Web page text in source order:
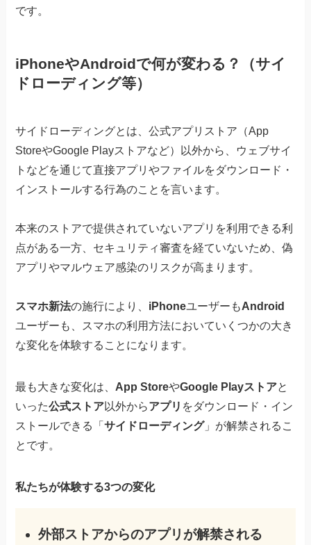
です。
iPhoneやAndroidで何が変わる？（サイ
ドローディング等）
サイドローディングとは、公式アプリストア（App
StoreやGoogle Playストアなど）以外から、ウェブサイ
トなどを通じて直接アプリやファイルをダウンロード・
インストールする行為のことを言います。
本来のストアで提供されていないアプリを利用できる利
点がある一方、セキュリティ審査を経ていないため、偽
アプリやマルウェア感染のリスクが高まります。
スマホ新法の施行により、 iPhoneユーザーもAndroid
ユーザーも、スマホの利用方法においていくつかの大き
な変化を体験することになります。
最も大きな変化は、App StoreやGoogle Playストアと
いった公式ストア以外からアプリ をダウンロード・イン
ストールできる「サイドローディング」が解禁されるこ
とです。
私たちが体験する3つの変化
外部ストアからのアプリが解禁される